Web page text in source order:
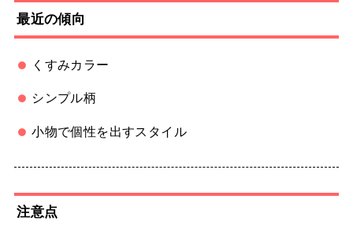
最近の傾向
くすみカラー
シンプル柄
小物で個性を出すスタイル
注意点